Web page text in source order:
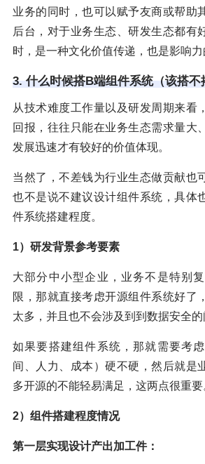
业务的同时，也可以赋予友商或帮助
后台，对于业务生态、研发生态都有
时，是一种文化价值传递，也是影响力
3. 什么时候搭B端组件系统（该搭不
从技术难度工作量以及研发周期来看
回报，往往只能在业务生态需求量大
发展迅速才有较好的价值体现。
当然了，不差钱为行业生态做贡献也
也不是说不建议设计组件系统，具体
件系统搭建程度。
1）研发背景参考要素
大部分中小型企业，业务不是特别
限，那就直接考虑开源组件系统好了
太多，并且也不会涉及到到数据安全的
如果要搭建组件系统，那就需要考
间、人力、成本）硬不硬，然后就是
多开源的不能轻易满足，这两点很重要
2）组件搭建程度情况
第一层实现设计产出加工件：